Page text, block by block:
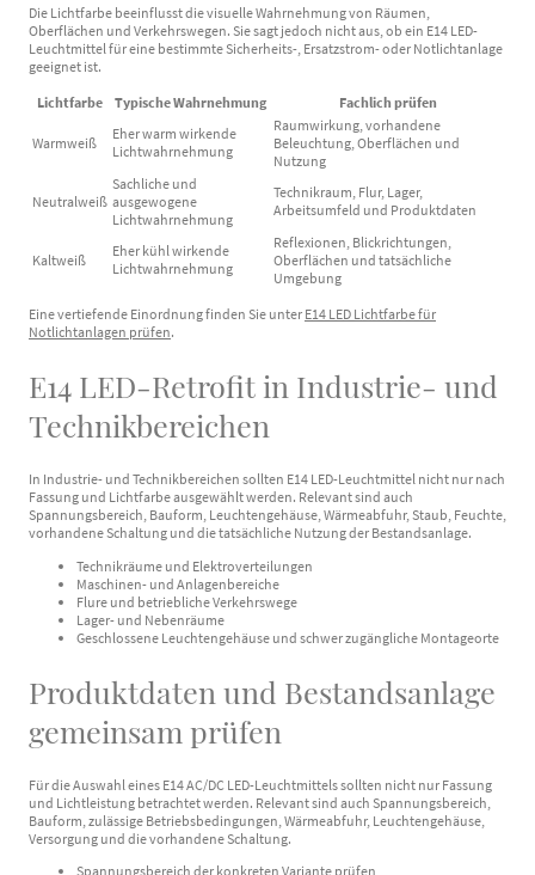
Die Lichtfarbe beeinflusst die visuelle Wahrnehmung von Räumen,
Oberflächen und Verkehrswegen. Sie sagt jedoch nicht aus, ob ein E14 LED-
Leuchtmittel für eine bestimmte Sicherheits-, Ersatzstrom- oder Notlichtanlage
geeignet ist.
Lichtfarbe Typische Wahrnehmung Fachlich prüfen
Warmweiß
Eher warm wirkende
Lichtwahrnehmung
Raumwirkung, vorhandene
Beleuchtung, Oberflächen und
Nutzung
Neutralweiß
Sachliche und
ausgewogene
Lichtwahrnehmung
Technikraum, Flur, Lager,
Arbeitsumfeld und Produktdaten
Kaltweiß
Eher kühl wirkende
Lichtwahrnehmung
Reflexionen, Blickrichtungen,
Oberflächen und tatsächliche
Umgebung
Eine vertiefende Einordnung finden Sie unter E14 LED Lichtfarbe für
Notlichtanlagen prüfen.
E14 LED-Retrofit in Industrie- und
Technikbereichen
In Industrie- und Technikbereichen sollten E14 LED-Leuchtmittel nicht nur nach
Fassung und Lichtfarbe ausgewählt werden. Relevant sind auch
Spannungsbereich, Bauform, Leuchtengehäuse, Wärmeabfuhr, Staub, Feuchte,
vorhandene Schaltung und die tatsächliche Nutzung der Bestandsanlage.
Technikräume und Elektroverteilungen
Maschinen- und Anlagenbereiche
Flure und betriebliche Verkehrswege
Lager- und Nebenräume
Geschlossene Leuchtengehäuse und schwer zugängliche Montageorte
Produktdaten und Bestandsanlage
gemeinsam prüfen
Für die Auswahl eines E14 AC/DC LED-Leuchtmittels sollten nicht nur Fassung
und Lichtleistung betrachtet werden. Relevant sind auch Spannungsbereich,
Bauform, zulässige Betriebsbedingungen, Wärmeabfuhr, Leuchtengehäuse,
Versorgung und die vorhandene Schaltung.
Spannungsbereich der konkreten Variante prüfen